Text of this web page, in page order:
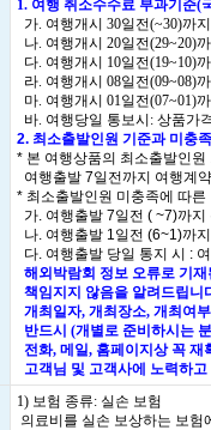
1. 여행 취소수수료 부과기준(
가. 여행개시 30일전(~30)까
나. 여행개시 20일전(29~20)
다. 여행개시 10일전(19~10)
라. 여행개시 08일전(09~08)
마. 여행개시 01일전(07~01)
바. 여행당일 통보시: 상품가
2. 최소출발인원 기준과 미충
* 본 여행상품의 최소출발인
여행출발 7일전까지 여행계
* 최소출발인원 미충족에 따
가. 여행출발 7일전 ( ~7)까
나. 여행출발 1일전 (6~1)까
다. 여행출발 당일 통지 시 :
해외박람회 정보 오류로 기
책임지지 않음을 알려드립니
개최일자, 개최장소, 개최여
반드시 (개별로 준비하시는
전화, 메일, 홈페이지상 꼭 재
고객님 및 고객사에 노력하
1) 보험 종류: 실손 보험
의료비를 실손 보상하는 보